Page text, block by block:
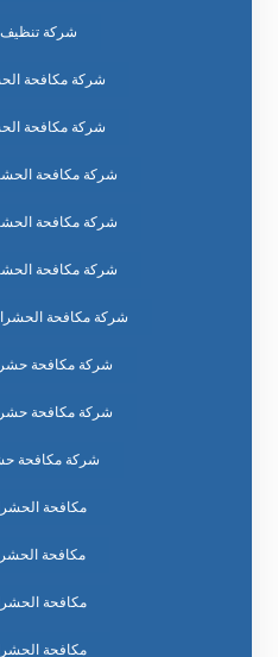
شركة تنظيف
شركة مكافحة
شركة مكافحة
شركة مكافحة
شركة مكافحة
شركة مكافحة
شركة مكافحة
شركة مكافحة
شركة مكافحة
شركة مكافحة
مكافحة
مكافحة
مكافحة
مكافحة